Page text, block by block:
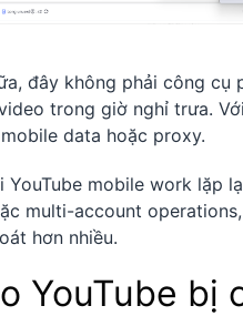
đây không phải công cụ
trong giờ nghỉ trưa.
data hoặc proxy.
YouTube mobile work lặp
multi-account
hơn nhiều.
YouTube bị